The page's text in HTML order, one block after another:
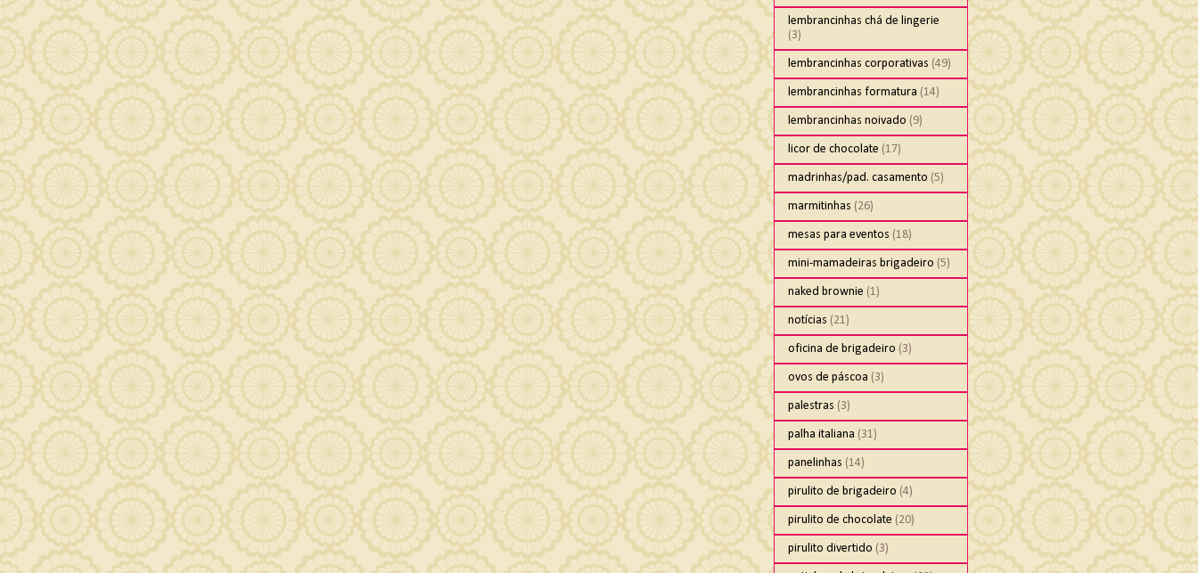
lembrancinhas chá de lingerie
(3)
lembrancinhas corporativas (49)
lembrancinhas formatura (14)
lembrancinhas noivado (9)
licor de chocolate (17)
madrinhas/pad. casamento (5)
marmitinhas (26)
mesas para eventos (18)
mini-mamadeiras brigadeiro (5)
naked brownie (1)
notícias (21)
oficina de brigadeiro (3)
ovos de páscoa (3)
palestras (3)
palha italiana (31)
panelinhas (14)
pirulito de brigadeiro (4)
pirulito de chocolate (20)
pirulito divertido (3)